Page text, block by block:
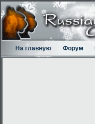
На главную Форум